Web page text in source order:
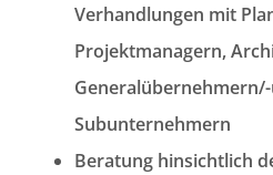
Verhandlungen mit
Projektmanagern,
Subunternehmern
Beratung hinsichtlich